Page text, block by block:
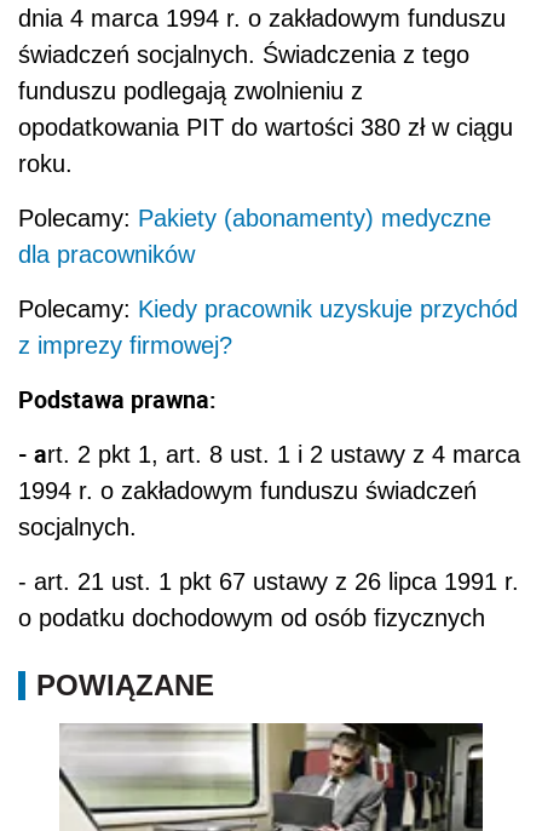
dnia 4 marca 1994 r. o zakładowym funduszu
świadczeń socjalnych. Świadczenia z tego
funduszu podlegają zwolnieniu z
opodatkowania PIT do wartości 380 zł w ciągu
roku.
Polecamy: Pakiety (abonamenty) medyczne
dla pracowników
Polecamy: Kiedy pracownik uzyskuje przychód
z imprezy firmowej?
Podstawa prawna:
- art. 2 pkt 1, art. 8 ust. 1 i 2 ustawy z 4 marca
1994 r. o zakładowym funduszu świadczeń
socjalnych.
- art. 21 ust. 1 pkt 67 ustawy z 26 lipca 1991 r.
o podatku dochodowym od osób fizycznych
POWIĄZANE